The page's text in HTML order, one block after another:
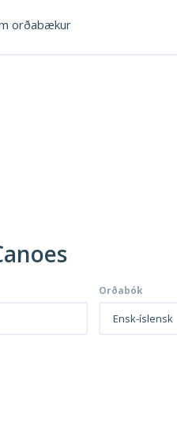
orðabækur
Orðabók
Ensk-íslensk